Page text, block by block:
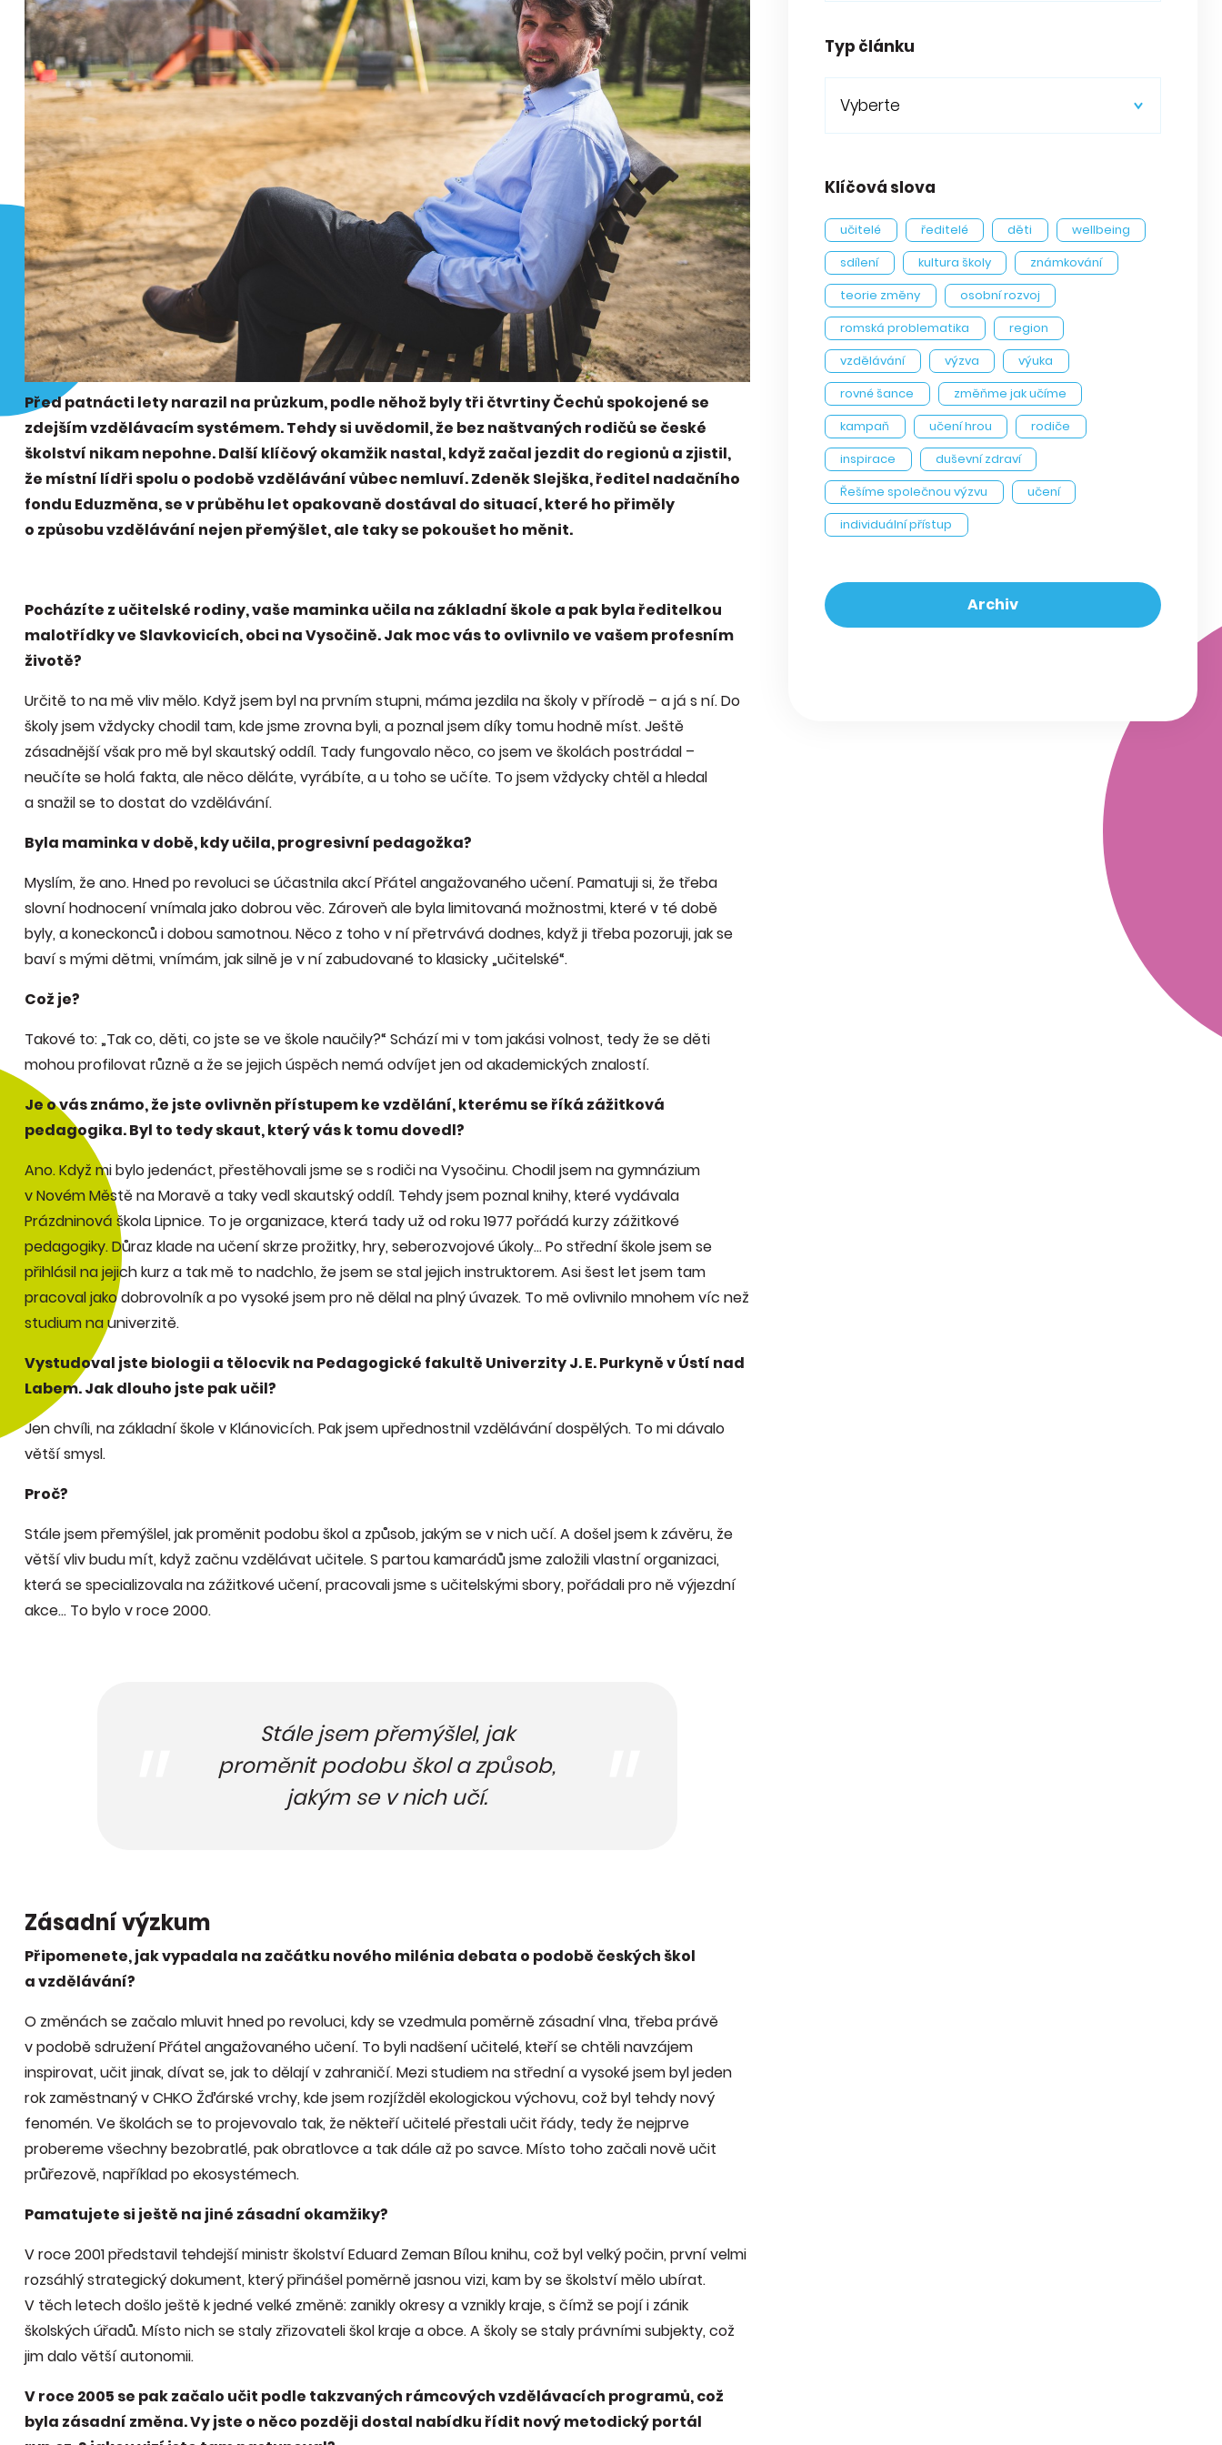
Před patnácti lety narazil na průzkum, podle něhož byly tři čtvrtiny Čechů spokojené se
zdejším vzdělávacím systémem. Tehdy si uvědomil, že bez naštvaných rodičů se české
školství nikam nepohne. Další klíčový okamžik nastal, když začal jezdit do regionů a zjistil,
že místní lídři spolu o podobě vzdělávání vůbec nemluví. Zdeněk Slejška, ředitel nadačního
fondu Eduzměna, se v průběhu let opakovaně dostával do situací, které ho přiměly
o způsobu vzdělávání nejen přemýšlet, ale taky se pokoušet ho měnit.
Pocházíte z učitelské rodiny, vaše maminka učila na základní škole a pak byla ředitelkou
malotřídky ve Slavkovicích, obci na Vysočině. Jak moc vás to ovlivnilo ve vašem profesním
životě?
Určitě to na mě vliv mělo. Když jsem byl na prvním stupni, máma jezdila na školy v přírodě – a já s ní. Do
školy jsem vždycky chodil tam, kde jsme zrovna byli, a poznal jsem díky tomu hodně míst. Ještě
zásadnější však pro mě byl skautský oddíl. Tady fungovalo něco, co jsem ve školách postrádal –
neučíte se holá fakta, ale něco děláte, vyrábíte, a u toho se učíte. To jsem vždycky chtěl a hledal
a snažil se to dostat do vzdělávání.
Byla maminka v době, kdy učila, progresivní pedagožka?
Myslím, že ano. Hned po revoluci se účastnila akcí Přátel angažovaného učení. Pamatuji si, že třeba
slovní hodnocení vnímala jako dobrou věc. Zároveň ale byla limitovaná možnostmi, které v té době
byly, a koneckonců i dobou samotnou. Něco z toho v ní přetrvává dodnes, když ji třeba pozoruji, jak se
baví s mými dětmi, vnímám, jak silně je v ní zabudované to klasicky „učitelské“.
Což je?
Takové to: „Tak co, děti, co jste se ve škole naučily?“ Schází mi v tom jakási volnost, tedy že se děti
mohou profilovat různě a že se jejich úspěch nemá odvíjet jen od akademických znalostí.
Je o vás známo, že jste ovlivněn přístupem ke vzdělání, kterému se říká zážitková
pedagogika. Byl to tedy skaut, který vás k tomu dovedl?
Ano. Když mi bylo jedenáct, přestěhovali jsme se s rodiči na Vysočinu. Chodil jsem na gymnázium
v Novém Městě na Moravě a taky vedl skautský oddíl. Tehdy jsem poznal knihy, které vydávala
Prázdninová škola Lipnice. To je organizace, která tady už od roku 1977 pořádá kurzy zážitkové
pedagogiky. Důraz klade na učení skrze prožitky, hry, seberozvojové úkoly... Po střední škole jsem se
přihlásil na jejich kurz a tak mě to nadchlo, že jsem se stal jejich instruktorem. Asi šest let jsem tam
pracoval jako dobrovolník a po vysoké jsem pro ně dělal na plný úvazek. To mě ovlivnilo mnohem víc než
studium na univerzitě.
Vystudoval jste biologii a tělocvik na Pedagogické fakultě Univerzity J. E. Purkyně v Ústí nad
Labem. Jak dlouho jste pak učil?
Jen chvíli, na základní škole v Klánovicích. Pak jsem upřednostnil vzdělávání dospělých. To mi dávalo
větší smysl.
Proč?
Stále jsem přemýšlel, jak proměnit podobu škol a způsob, jakým se v nich učí. A došel jsem k závěru, že
větší vliv budu mít, když začnu vzdělávat učitele. S partou kamarádů jsme založili vlastní organizaci,
která se specializovala na zážitkové učení, pracovali jsme s učitelskými sbory, pořádali pro ně výjezdní
akce… To bylo v roce 2000.
Stále jsem přemýšlel, jak
proměnit podobu škol a způsob,
jakým se v nich učí.
Zásadní výzkum
Připomenete, jak vypadala na začátku nového milénia debata o podobě českých škol
a vzdělávání?
O změnách se začalo mluvit hned po revoluci, kdy se vzedmula poměrně zásadní vlna, třeba právě
v podobě sdružení Přátel angažovaného učení. To byli nadšení učitelé, kteří se chtěli navzájem
inspirovat, učit jinak, dívat se, jak to dělají v zahraničí. Mezi studiem na střední a vysoké jsem byl jeden
rok zaměstnaný v CHKO Žďárské vrchy, kde jsem rozjížděl ekologickou výchovu, což byl tehdy nový
fenomén. Ve školách se to projevovalo tak, že někteří učitelé přestali učit řády, tedy že nejprve
probereme všechny bezobratlé, pak obratlovce a tak dále až po savce. Místo toho začali nově učit
průřezově, například po ekosystémech.
Pamatujete si ještě na jiné zásadní okamžiky?
V roce 2001 představil tehdejší ministr školství Eduard Zeman Bílou knihu, což byl velký počin, první velmi
rozsáhlý strategický dokument, který přinášel poměrně jasnou vizi, kam by se školství mělo ubírat.
V těch letech došlo ještě k jedné velké změně: zanikly okresy a vznikly kraje, s čímž se pojí i zánik
školských úřadů. Místo nich se staly zřizovateli škol kraje a obce. A školy se staly právními subjekty, což
jim dalo větší autonomii.
V roce 2005 se pak začalo učit podle takzvaných rámcových vzdělávacích programů, což
byla zásadní změna. Vy jste o něco později dostal nabídku řídit nový metodický portál
Typ článku
Vyberte
Klíčová slova
učitelé ředitelé děti
wellbeing
sdílení
kultura školy
známkování
teorie změny
osobní rozvoj
romská problematika
region
vzdělávání
výzva
výuka
rovné šance
změňme jak učíme
kampaň
učení hrou
rodiče
inspirace
duševní zdraví
Řešíme společnou výzvu
učení
individuální přístup
Archiv